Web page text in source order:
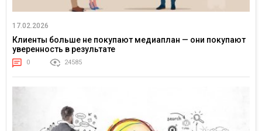
17.02.2026
Клиенты больше не покупают медиаплан — они покупают
уверенность в результате
0 24585